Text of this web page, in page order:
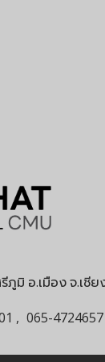
ภูมิ อ.เมือง จ.เชีย
, 065-4724657